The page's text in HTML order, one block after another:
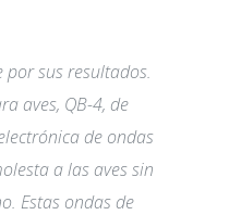
por sus resultados.
aves, QB-4, de
de ondas
a las aves sin
Estas ondas de